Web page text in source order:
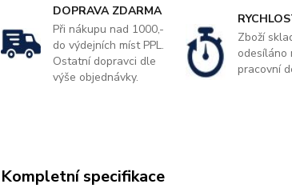
DOPRAVA ZDARMA
Při nákupu nad 1000,-
do výdejních míst PPL.
Ostatní dopravci dle
výše objednávky.
Zboží
odesíláno
pracovní
Kompletní specifikace